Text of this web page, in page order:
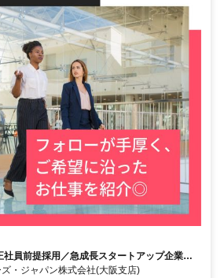
社員前提採用／急成長スタートアップ企業／
・ジャパン株式会社(大阪支店)